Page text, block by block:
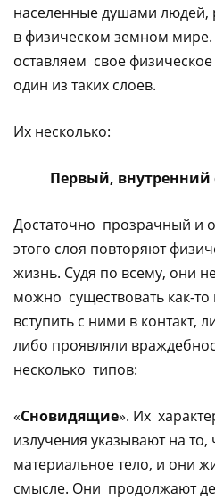
населенные душами
в физическом земном мире.
оставляем свое
один из таких слоев.
Их несколько:
Первый, внутренний
Достаточно прозрачный и
этого слоя повторяют
жизнь. Судя по всему, они
можно существовать как-
вступить с ними в контакт,
либо проявляли
несколько типов:
«Сновидящие». Их
излучения указывают на
материальное тело, и они
смысле. Они продолжают